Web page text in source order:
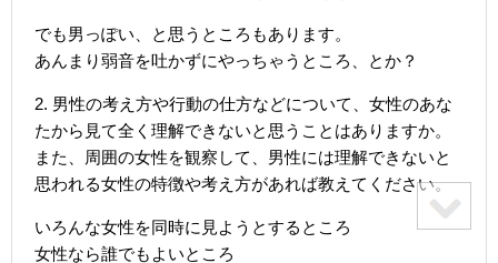
でも男っぽい、と思うところもあります。
あんまり弱音を吐かずにやっちゃうところ、とか？
2. 男性の考え方や行動の仕方などについて、女性のあな
たから見て全く理解できないと思うことはありますか。
また、周囲の女性を観察して、男性には理解できないと
思われる女性の特徴や考え方があれば教えてください。
いろんな女性を同時に見ようとするところ
女性なら誰でもよいところ